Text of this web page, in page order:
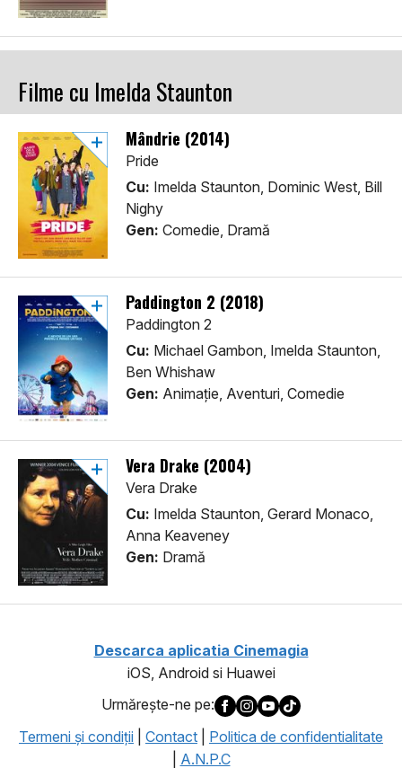
Filme cu Imelda Staunton
Mândrie (2014)
Pride
Cu: Imelda Staunton, Dominic West, Bill
Nighy
Gen: Comedie, Dramă
Paddington 2 (2018)
Paddington 2
Cu: Michael Gambon, Imelda Staunton,
Ben Whishaw
Gen: Animaţie, Aventuri, Comedie
Vera Drake (2004)
Vera Drake
Cu: Imelda Staunton, Gerard Monaco,
Anna Keaveney
Gen: Dramă
Descarca aplicatia Cinemagia
iOS, Android si Huawei
Urmăreşte-ne pe:
Termeni şi condiţii
Contact
Politica de confidentialitate
A.N.P.C